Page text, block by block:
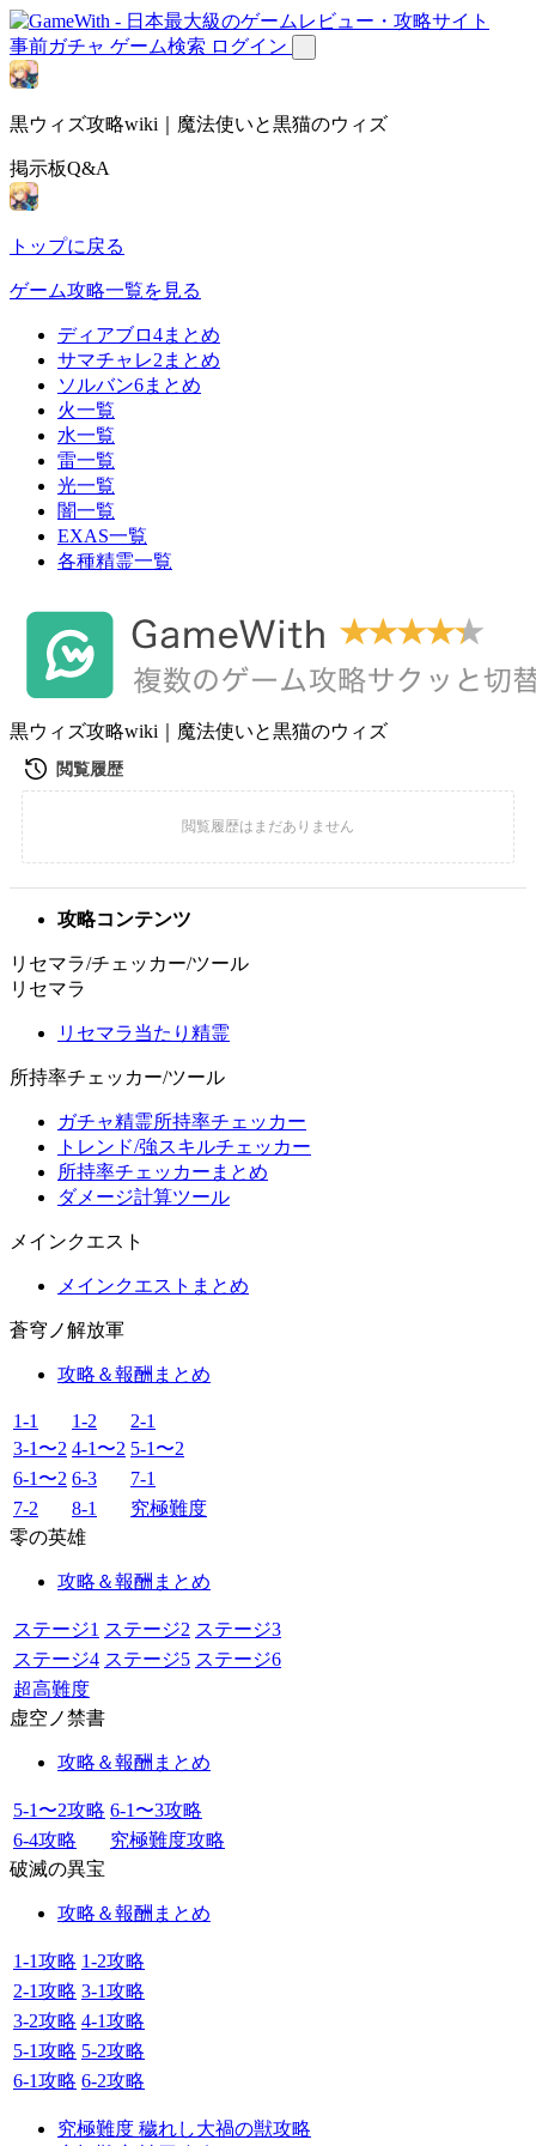
事前ガチャ ゲーム検索 ログイン
黒ウィズ攻略wiki｜魔法使いと黒猫のウィズ
掲示板Q&A
トップに戻る
ゲーム攻略一覧を見る
ディアブロ4まとめ
サマチャレ2まとめ
ソルバン6まとめ
火一覧
水一覧
雷一覧
光一覧
闇一覧
EXAS一覧
各種精霊一覧
黒ウィズ攻略wiki｜魔法使いと黒猫のウィズ
攻略コンテンツ
リセマラ/チェッカー/ツール
リセマラ
リセマラ当たり精霊
所持率チェッカー/ツール
ガチャ精霊所持率チェッカー
トレンド/強スキルチェッカー
所持率チェッカーまとめ
ダメージ計算ツール
メインクエスト
メインクエストまとめ
蒼穹ノ解放軍
攻略＆報酬まとめ
1-1 1-2
2-1
3-1〜2 4-1〜2 5-1〜2
6-1〜2 6-3
7-1
7-2
8-1
究極難度
零の英雄
攻略＆報酬まとめ
ステージ1 ステージ2 ステージ3
ステージ4 ステージ5 ステージ6
超高難度
虚空ノ禁書
攻略＆報酬まとめ
5-1〜2攻略 6-1〜3攻略
6-4攻略
究極難度攻略
破滅の異宝
攻略＆報酬まとめ
1-1攻略 1-2攻略
2-1攻略 3-1攻略
3-2攻略 4-1攻略
5-1攻略 5-2攻略
6-1攻略 6-2攻略
究極難度 穢れし大禍の獣攻略